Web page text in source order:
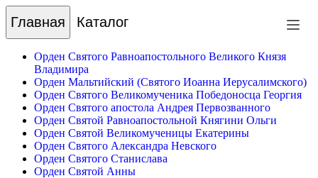
Главная Каталог
Орден Святого Равноапостольного Великого Князя
Владимира
Орден Мальтийский (Святого Иоанна Иерусалимского)
Орден Святого Великомученика Победоносца Георгия
Орден Святого апостола Андрея Первозванного
Орден Святой Равноапостольной Княгини Ольги
Орден Святой Великомученицы Екатерины
Орден Святого Александра Невского
Орден Святого Станислава
Орден Святой Анны